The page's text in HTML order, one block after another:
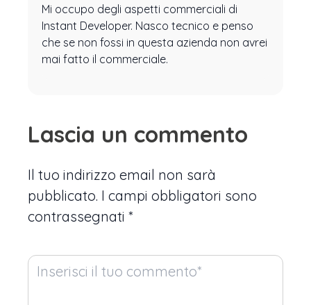
Mi occupo degli aspetti commerciali di
Instant Developer. Nasco tecnico e penso
che se non fossi in questa azienda non avrei
mai fatto il commerciale.
Lascia un commento
Il tuo indirizzo email non sarà
pubblicato. I campi obbligatori sono
contrassegnati *